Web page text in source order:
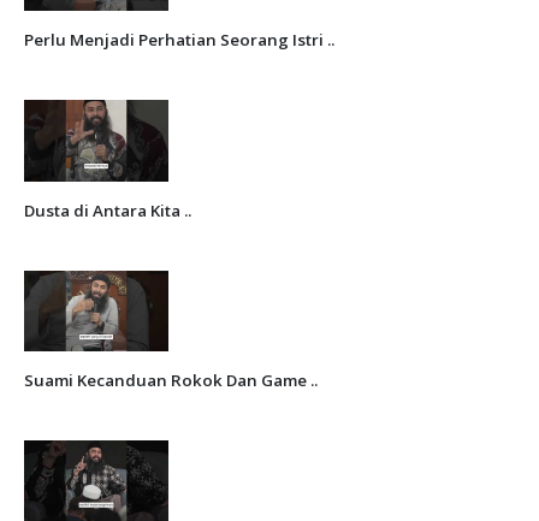
Perlu Menjadi Perhatian Seorang Istri ..
Dusta di Antara Kita ..
Suami Kecanduan Rokok Dan Game ..